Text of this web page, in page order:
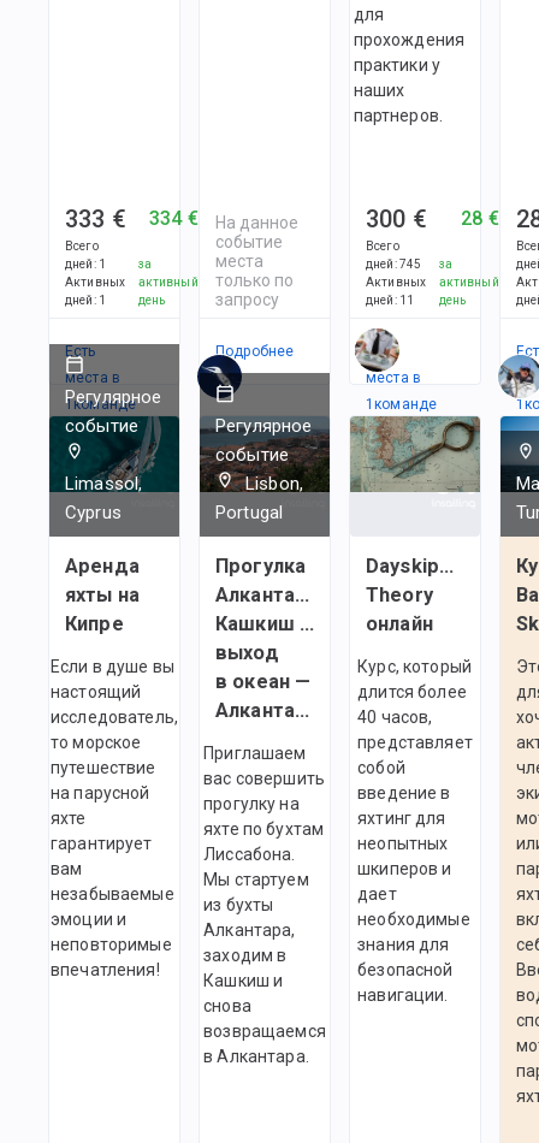
333 €
Всего
дней: 1
Активных
дней: 1
334 €
за
активный
день
Есть
места в
1командe
На данное
событие
места
только по
запросу
Подробнее
для
прохождения
практики у
наших
партнеров.
300 €
Всего
дней:745
Активных
дней: 11
28 €
за
активный
день
Есть
места в
1командe
1
Регулярное
событие
Limassol,
Cyprus
Аренда
яхты на
Кипре
Если в душе вы
настоящий
исследователь,
то морское
путешествие
на парусной
яхте
гарантирует
вам
незабываемые
эмоции и
неповторимые
впечатления!
Регулярное
событие
Lisbon,
Portugal
Прогулка
Алкантара —
Кашкиш —
выход
в океан —
Алкантара
Приглашаем
вас совершить
прогулку на
яхте по бухтам
Лиссабона.
Мы стартуем
из бухты
Алкантара,
заходим в
Кашкиш и
снова
возвращаемся
в Алкантара.
Dayskipper
Theory
онлайн
Курс, который
длится более
40 часов,
представляет
собой
введение в
яхтинг для
неопытных
шкиперов и
дает
необходимые
знания для
безопасной
навигации.